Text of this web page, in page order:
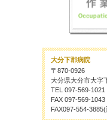
大分下郡病院
〒870-0926
大分県大分市大字
TEL 097-569-1021
FAX 097-569-1043
FAX097-554-3885(